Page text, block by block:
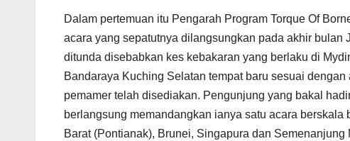
Dalam pertemuan itu Pengarah Program Torque Of
acara yang sepatutnya dilangsungkan pada akhir
ditunda disebabkan kes kebakaran yang berlaku di
Bandaraya Kuching Selatan tempat baru sesuai
pemamer telah disediakan. Pengunjung yang bakal
berlangsung memandangkan ianya satu acara
Barat (Pontianak), Brunei, Singapura dan Semenanjung